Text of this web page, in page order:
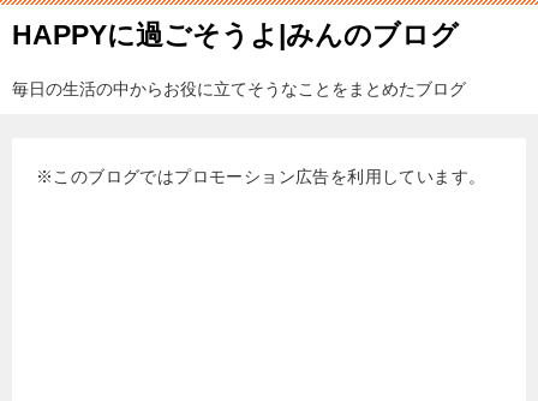
HAPPYに過ごそうよ|みんのブログ
毎日の生活の中からお役に立てそうなことをまとめたブログ
※このブログではプロモーション広告を利用しています。